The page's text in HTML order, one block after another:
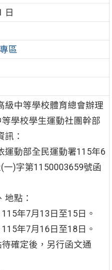
日
區
級中等學校體育總會辦理
等學校學生運動社團幹部
：
運動部全民運動署115年6
一)字第1150003659號函
地點：
年7月13日至15日。
年7月16日至18日。
確定後，另行函文通